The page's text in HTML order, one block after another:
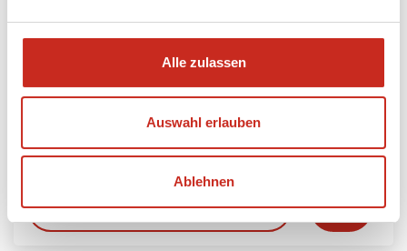
Alle zulassen
Auswahl erlauben
Ablehnen
Indien Chhattisgarh Reise
ab 795 € pro Person
Mehr lesen